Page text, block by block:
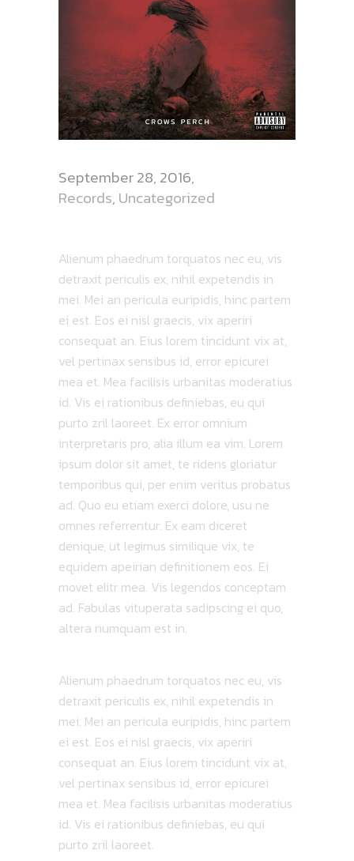
September 28, 2016
Records, Uncategorized
Alienum phaedrum torquatos nec eu, vis
detraxit periculis ex, nihil expetendis in
mei. Mei an pericula euripidis, hinc partem
ei est. Eos ei nisl graecis, vix aperiri
consequat an. Eius lorem tincidunt vix at,
vel pertinax sensibus id, error epicurei
mea et. Mea facilisis urbanitas moderatius
id. Vis ei rationibus definiebas, eu qui
purto zril laoreet. Ex error omnium
interpretaris pro, alia illum ea vim. Lorem
ipsum dolor sit amet, te ridens gloriatur
temporibus qui, per enim veritus probatus
ad. Quo eu etiam exerci dolore, usu ne
omnes referrentur. Ex eam diceret
denique, ut legimus similique vix, te
equidem apeirian definitionem eos. Ei
movet elitr mea. Vis legendos conceptam
ad. Fabulas vituperata sadipscing ei quo,
altera numquam est in.
Alienum phaedrum torquatos nec eu, vis
detraxit periculis ex, nihil expetendis in
mei. Mei an pericula euripidis, hinc partem
ei est. Eos ei nisl graecis, vix aperiri
consequat an. Eius lorem tincidunt vix at,
vel pertinax sensibus id, error epicurei
mea et. Mea facilisis urbanitas moderatius
id. Vis ei rationibus definiebas, eu qui
purto zril laoreet.